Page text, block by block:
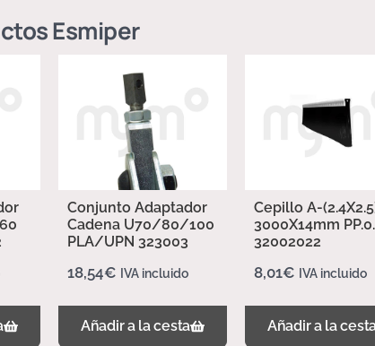
Esmiper
Conjunto Adaptador
Cadena U70/80/100
PLA/UPN 323003
18,54€ IVA incluido
Añadir a la cesta
Cepillo A-
3000X14mm
32002022
8,01€ IVA incluido
Añadir a la